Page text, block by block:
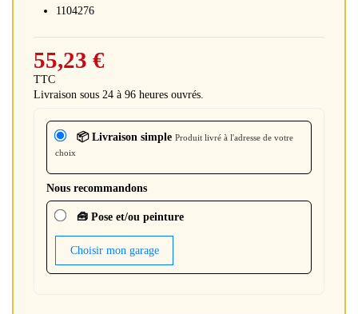
1104276
55,23 €
TTC
Livraison sous 24 à 96 heures ouvrés.
📦 Livraison simple Produit livré à l'adresse de votre
choix
Nous recommandons
🧰 Pose et/ou peinture
Choisir mon garage